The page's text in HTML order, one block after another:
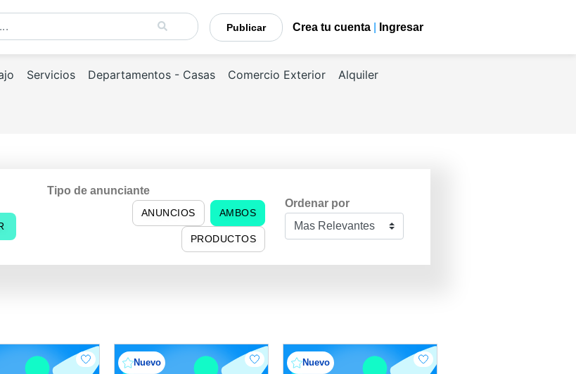
Publicar Crea tu cuenta Ingresar
Servicios Departamentos - Casas Comercio Exterior Alquiler
Tipo de anunciante
AMBOS
ANUNCIOS
PRODUCTOS
Ordenar por
Nuevo Nuevo